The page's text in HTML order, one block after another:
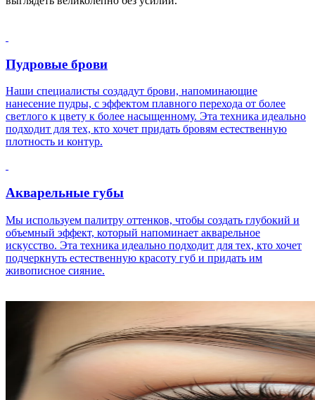
Пудровые брови
Наши специалисты создадут брови, напоминающие
нанесение пудры, с эффектом плавного перехода от более
светлого к цвету к более насыщенному. Эта техника идеально
подходит для тех, кто хочет придать бровям естественную
плотность и контур.
Акварельные губы
Мы используем палитру оттенков, чтобы создать глубокий и
объемный эффект, который напоминает акварельное
искусство. Эта техника идеально подходит для тех, кто хочет
подчеркнуть естественную красоту губ и придать им
живописное сияние.